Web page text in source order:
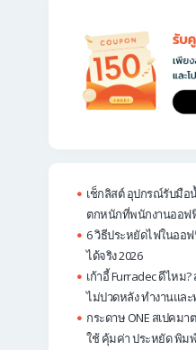
เช็กลิสต์ อุปกรณ์รับมือ
ตกหนักที่พนักงานออฟ
6 วิธีประหยัดไฟในออ
ได้จริง 2026
เก้าอี้ Furradec ดีไหม
ไม่ปวดหลัง ทำงานแล
กระดาษ ONE สเปคม
ใช้ คุ้มค่า ประหยัด พิม